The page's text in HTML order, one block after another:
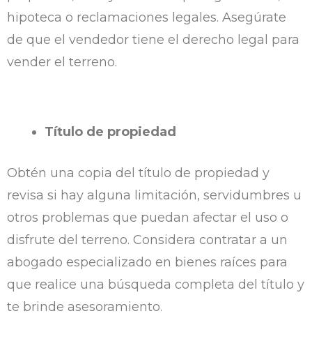
hipoteca o reclamaciones legales. Asegúrate
de que el vendedor tiene el derecho legal para
vender el terreno.
Título de propiedad
Obtén una copia del título de propiedad y
revisa si hay alguna limitación, servidumbres u
otros problemas que puedan afectar el uso o
disfrute del terreno. Considera contratar a un
abogado especializado en bienes raíces para
que realice una búsqueda completa del título y
te brinde asesoramiento.